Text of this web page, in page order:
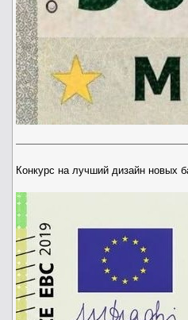
Конкурс на лучший дизайн новых